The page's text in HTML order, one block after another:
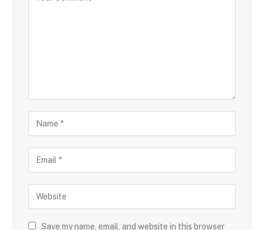
Save my name, email, and website in this browser